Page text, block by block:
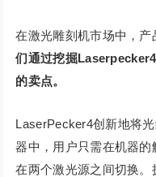
在激光雕刻机市场中，产
们通过挖掘
的卖点。
LaserPecker4创新地将
器中，用户只需在机器
在两个激光源之间切换